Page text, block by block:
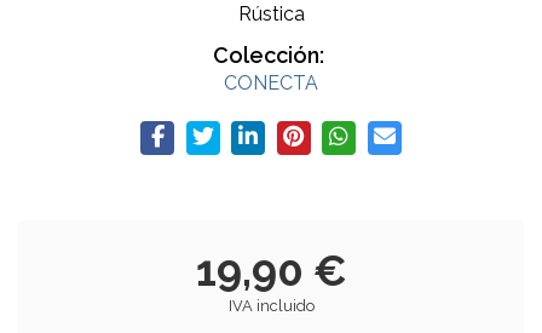
Rústica
Colección:
CONECTA
19,90 €
IVA incluido